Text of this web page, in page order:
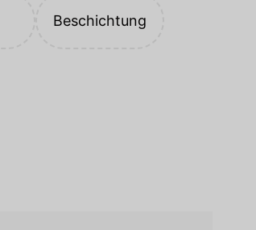
Beschichtung